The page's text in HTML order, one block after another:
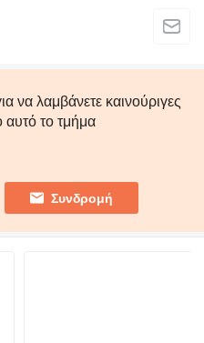
να λαμβάνετε καινούριγες
αυτό το τμήμα
Συνδρομή